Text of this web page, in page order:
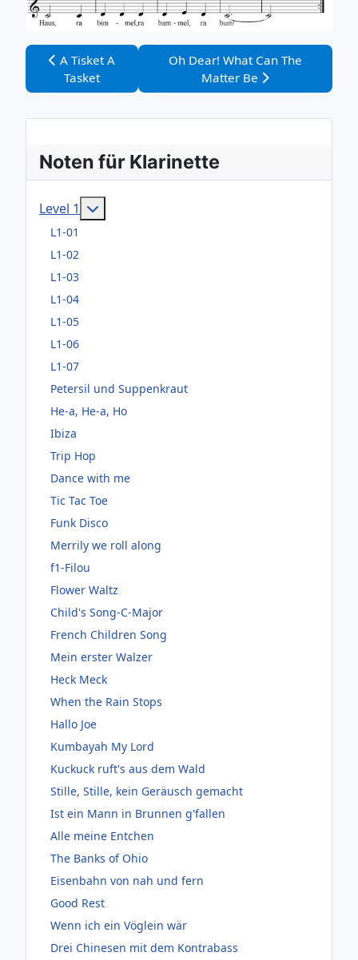
Vorheriger Beitrag: A Tisket A Tasket
A Tisket A
Tasket
Nächster Beitrag: Oh Dear!
Oh Dear! What Can The
Matter Be
Noten für Klarinette
Level 1
L1-01
L1-02
L1-03
L1-04
L1-05
L1-06
L1-07
Petersil und Suppenkraut
He-a, He-a, Ho
Ibiza
Trip Hop
Dance with me
Tic Tac Toe
Funk Disco
Merrily we roll along
f1-Filou
Flower Waltz
Child's Song-C-Major
French Children Song
Mein erster Walzer
Heck Meck
When the Rain Stops
Hallo Joe
Kumbayah My Lord
Kuckuck ruft's aus dem Wald
Stille, Stille, kein Geräusch gemacht
Ist ein Mann in Brunnen g'fallen
Alle meine Entchen
The Banks of Ohio
Eisenbahn von nah und fern
Good Rest
Wenn ich ein Vöglein wär
Drei Chinesen mit dem Kontrabass